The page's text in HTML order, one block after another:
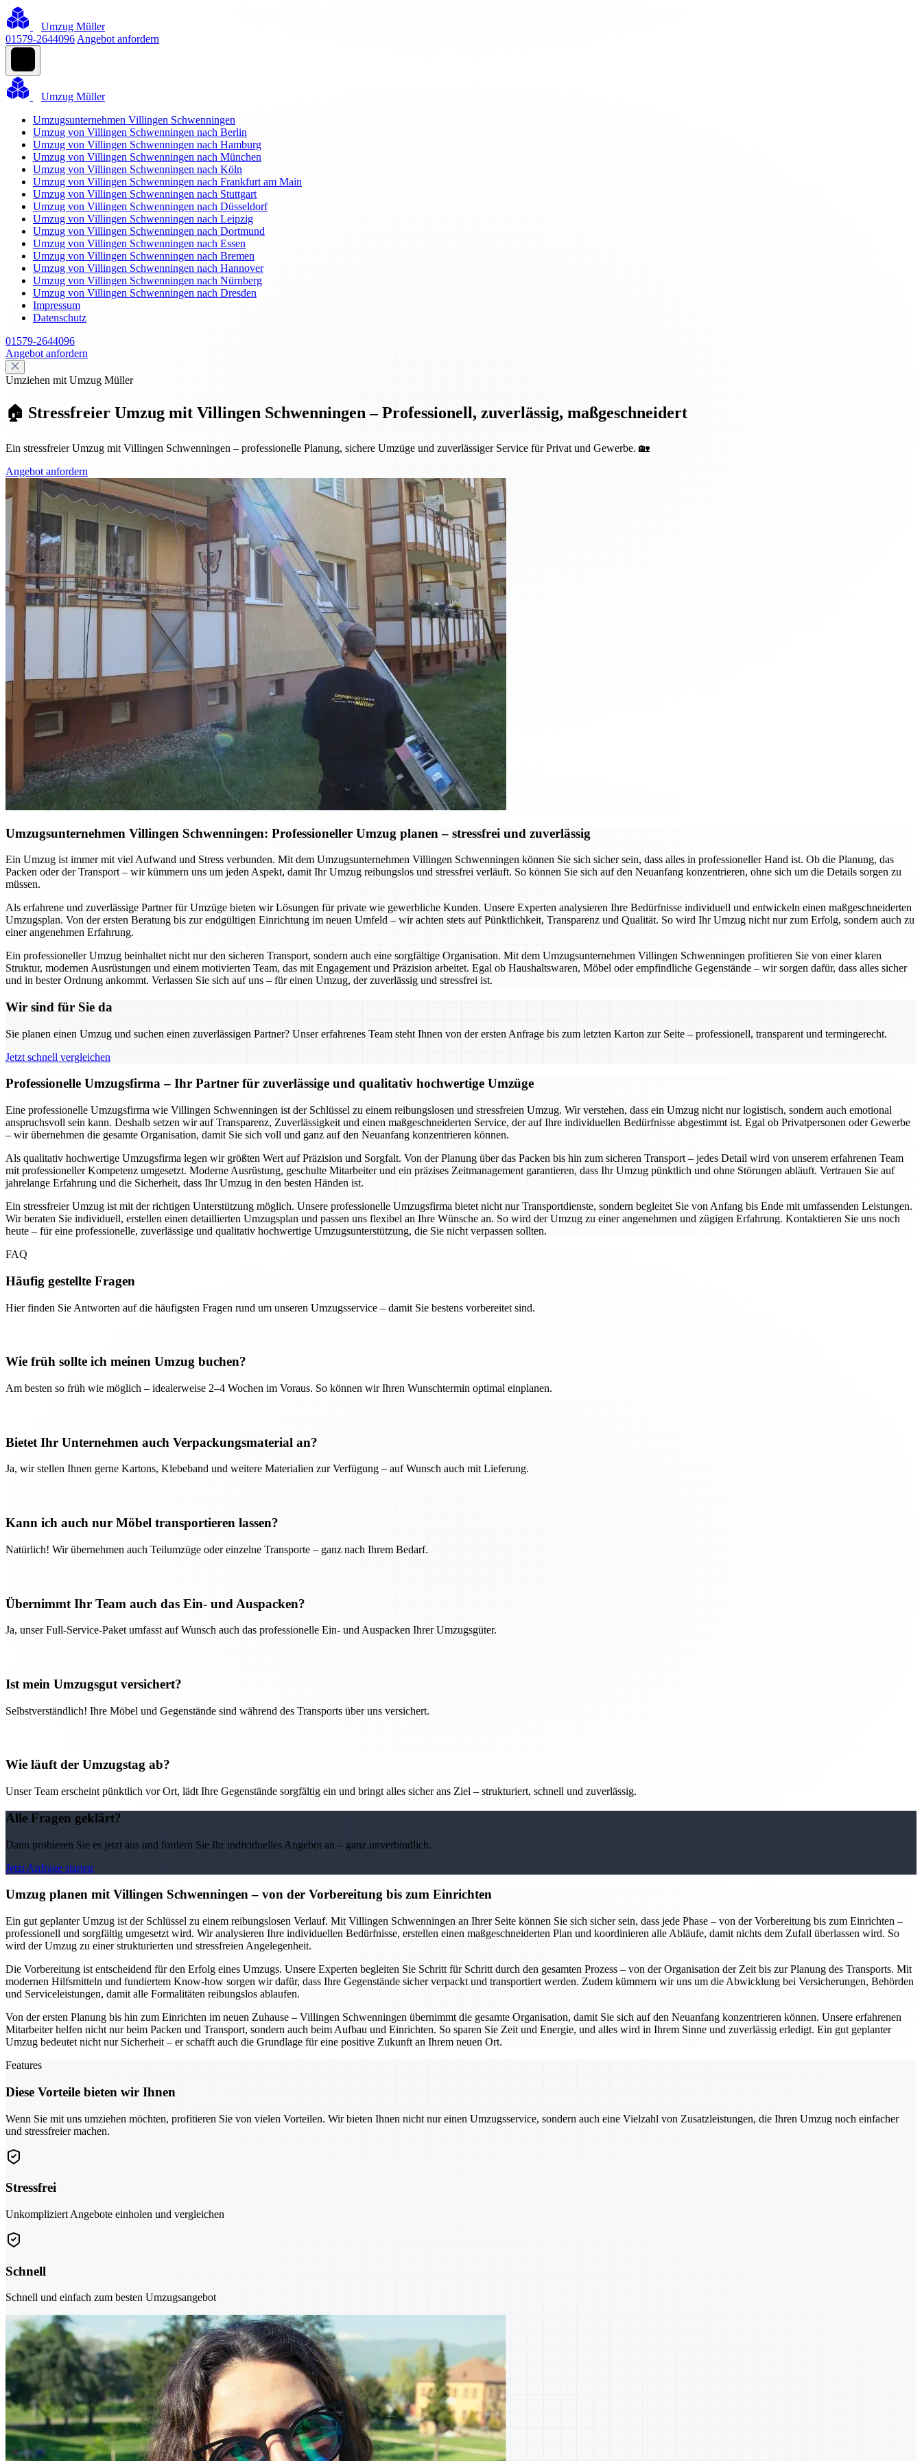
Umzug Müller
01579-2644096 Angebot anfordern
Umzug Müller
Umzugsunternehmen Villingen Schwenningen
Umzug von Villingen Schwenningen nach Berlin
Umzug von Villingen Schwenningen nach Hamburg
Umzug von Villingen Schwenningen nach München
Umzug von Villingen Schwenningen nach Köln
Umzug von Villingen Schwenningen nach Frankfurt am Main
Umzug von Villingen Schwenningen nach Stuttgart
Umzug von Villingen Schwenningen nach Düsseldorf
Umzug von Villingen Schwenningen nach Leipzig
Umzug von Villingen Schwenningen nach Dortmund
Umzug von Villingen Schwenningen nach Essen
Umzug von Villingen Schwenningen nach Bremen
Umzug von Villingen Schwenningen nach Hannover
Umzug von Villingen Schwenningen nach Nürnberg
Umzug von Villingen Schwenningen nach Dresden
Impressum
Datenschutz
01579-2644096
Angebot anfordern
Umziehen mit Umzug Müller
🏠 Stressfreier Umzug mit Villingen Schwenningen – Professionell, zuverlässig, maßgeschneidert
Ein stressfreier Umzug mit Villingen Schwenningen – professionelle Planung, sichere Umzüge und zuverlässiger Service für Privat und Gewerbe. 🏡
Angebot anfordern
Umzugsunternehmen Villingen Schwenningen: Professioneller Umzug planen – stressfrei und zuverlässig
Ein Umzug ist immer mit viel Aufwand und Stress verbunden. Mit dem Umzugsunternehmen Villingen Schwenningen können Sie sich sicher sein, dass alles in professioneller Hand ist. Ob die Planung, das
Packen oder der Transport – wir kümmern uns um jeden Aspekt, damit Ihr Umzug reibungslos und stressfrei verläuft. So können Sie sich auf den Neuanfang konzentrieren, ohne sich um die Details sorgen zu
müssen.
Als erfahrene und zuverlässige Partner für Umzüge bieten wir Lösungen für private wie gewerbliche Kunden. Unsere Experten analysieren Ihre Bedürfnisse individuell und entwickeln einen maßgeschneiderten
Umzugsplan. Von der ersten Beratung bis zur endgültigen Einrichtung im neuen Umfeld – wir achten stets auf Pünktlichkeit, Transparenz und Qualität. So wird Ihr Umzug nicht nur zum Erfolg, sondern auch zu
einer angenehmen Erfahrung.
Ein professioneller Umzug beinhaltet nicht nur den sicheren Transport, sondern auch eine sorgfältige Organisation. Mit dem Umzugsunternehmen Villingen Schwenningen profitieren Sie von einer klaren
Struktur, modernen Ausrüstungen und einem motivierten Team, das mit Engagement und Präzision arbeitet. Egal ob Haushaltswaren, Möbel oder empfindliche Gegenstände – wir sorgen dafür, dass alles sicher
und in bester Ordnung ankommt. Verlassen Sie sich auf uns – für einen Umzug, der zuverlässig und stressfrei ist.
Wir sind für Sie da
Sie planen einen Umzug und suchen einen zuverlässigen Partner? Unser erfahrenes Team steht Ihnen von der ersten Anfrage bis zum letzten Karton zur Seite – professionell, transparent und termingerecht.
Jetzt schnell vergleichen
Professionelle Umzugsfirma – Ihr Partner für zuverlässige und qualitativ hochwertige Umzüge
Eine professionelle Umzugsfirma wie Villingen Schwenningen ist der Schlüssel zu einem reibungslosen und stressfreien Umzug. Wir verstehen, dass ein Umzug nicht nur logistisch, sondern auch emotional
anspruchsvoll sein kann. Deshalb setzen wir auf Transparenz, Zuverlässigkeit und einen maßgeschneiderten Service, der auf Ihre individuellen Bedürfnisse abgestimmt ist. Egal ob Privatpersonen oder Gewerbe
– wir übernehmen die gesamte Organisation, damit Sie sich voll und ganz auf den Neuanfang konzentrieren können.
Als qualitativ hochwertige Umzugsfirma legen wir größten Wert auf Präzision und Sorgfalt. Von der Planung über das Packen bis hin zum sicheren Transport – jedes Detail wird von unserem erfahrenen Team
mit professioneller Kompetenz umgesetzt. Moderne Ausrüstung, geschulte Mitarbeiter und ein präzises Zeitmanagement garantieren, dass Ihr Umzug pünktlich und ohne Störungen abläuft. Vertrauen Sie auf
jahrelange Erfahrung und die Sicherheit, dass Ihr Umzug in den besten Händen ist.
Ein stressfreier Umzug ist mit der richtigen Unterstützung möglich. Unsere professionelle Umzugsfirma bietet nicht nur Transportdienste, sondern begleitet Sie von Anfang bis Ende mit umfassenden Leistungen.
Wir beraten Sie individuell, erstellen einen detaillierten Umzugsplan und passen uns flexibel an Ihre Wünsche an. So wird der Umzug zu einer angenehmen und zügigen Erfahrung. Kontaktieren Sie uns noch
heute – für eine professionelle, zuverlässige und qualitativ hochwertige Umzugsunterstützung, die Sie nicht verpassen sollten.
FAQ
Häufig gestellte Fragen
Hier finden Sie Antworten auf die häufigsten Fragen rund um unseren Umzugsservice – damit Sie bestens vorbereitet sind.
Wie früh sollte ich meinen Umzug buchen?
Am besten so früh wie möglich – idealerweise 2–4 Wochen im Voraus. So können wir Ihren Wunschtermin optimal einplanen.
Bietet Ihr Unternehmen auch Verpackungsmaterial an?
Ja, wir stellen Ihnen gerne Kartons, Klebeband und weitere Materialien zur Verfügung – auf Wunsch auch mit Lieferung.
Kann ich auch nur Möbel transportieren lassen?
Natürlich! Wir übernehmen auch Teilumzüge oder einzelne Transporte – ganz nach Ihrem Bedarf.
Übernimmt Ihr Team auch das Ein- und Auspacken?
Ja, unser Full-Service-Paket umfasst auf Wunsch auch das professionelle Ein- und Auspacken Ihrer Umzugsgüter.
Ist mein Umzugsgut versichert?
Selbstverständlich! Ihre Möbel und Gegenstände sind während des Transports über uns versichert.
Wie läuft der Umzugstag ab?
Unser Team erscheint pünktlich vor Ort, lädt Ihre Gegenstände sorgfältig ein und bringt alles sicher ans Ziel – strukturiert, schnell und zuverlässig.
Alle Fragen geklärt?
Dann probieren Sie es jetzt aus und fordern Sie Ihr individuelles Angebot an – ganz unverbindlich.
Jetzt Anfrage starten
Umzug planen mit Villingen Schwenningen – von der Vorbereitung bis zum Einrichten
Ein gut geplanter Umzug ist der Schlüssel zu einem reibungslosen Verlauf. Mit Villingen Schwenningen an Ihrer Seite können Sie sich sicher sein, dass jede Phase – von der Vorbereitung bis zum Einrichten –
professionell und sorgfältig umgesetzt wird. Wir analysieren Ihre individuellen Bedürfnisse, erstellen einen maßgeschneiderten Plan und koordinieren alle Abläufe, damit nichts dem Zufall überlassen wird. So
wird der Umzug zu einer strukturierten und stressfreien Angelegenheit.
Die Vorbereitung ist entscheidend für den Erfolg eines Umzugs. Unsere Experten begleiten Sie Schritt für Schritt durch den gesamten Prozess – von der Organisation der Zeit bis zur Planung des Transports. Mit
modernen Hilfsmitteln und fundiertem Know-how sorgen wir dafür, dass Ihre Gegenstände sicher verpackt und transportiert werden. Zudem kümmern wir uns um die Abwicklung bei Versicherungen, Behörden
und Serviceleistungen, damit alle Formalitäten reibungslos ablaufen.
Von der ersten Planung bis hin zum Einrichten im neuen Zuhause – Villingen Schwenningen übernimmt die gesamte Organisation, damit Sie sich auf den Neuanfang konzentrieren können. Unsere erfahrenen
Mitarbeiter helfen nicht nur beim Packen und Transport, sondern auch beim Aufbau und Einrichten. So sparen Sie Zeit und Energie, und alles wird in Ihrem Sinne und zuverlässig erledigt. Ein gut geplanter
Umzug bedeutet nicht nur Sicherheit – er schafft auch die Grundlage für eine positive Zukunft an Ihrem neuen Ort.
Features
Diese Vorteile bieten wir Ihnen
Wenn Sie mit uns umziehen möchten, profitieren Sie von vielen Vorteilen. Wir bieten Ihnen nicht nur einen Umzugsservice, sondern auch eine Vielzahl von Zusatzleistungen, die Ihren Umzug noch einfacher
und stressfreier machen.
Stressfrei
Unkompliziert Angebote einholen und vergleichen
Schnell
Schnell und einfach zum besten Umzugsangebot